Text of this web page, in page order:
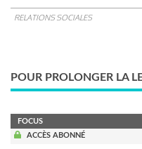
RELATIONS SOCIALES
POUR PROLONGER LA
FOCUS
ACCÈS ABONNÉ